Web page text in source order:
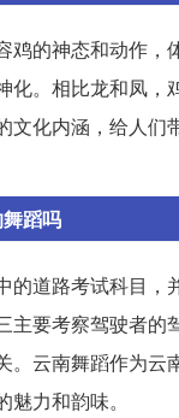
鸡的神态和动作，
化。相比龙和凤，
文化内涵，给人们
蹈吗
的道路考试科目，
主要考察驾驶者的
。云南舞蹈作为云
力和韵味。